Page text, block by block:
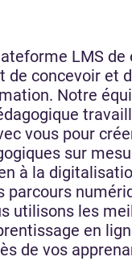
LMS de
de concevoir et
Notre
vous pour
sur
à la
parcours
utilisons les
en
de vos